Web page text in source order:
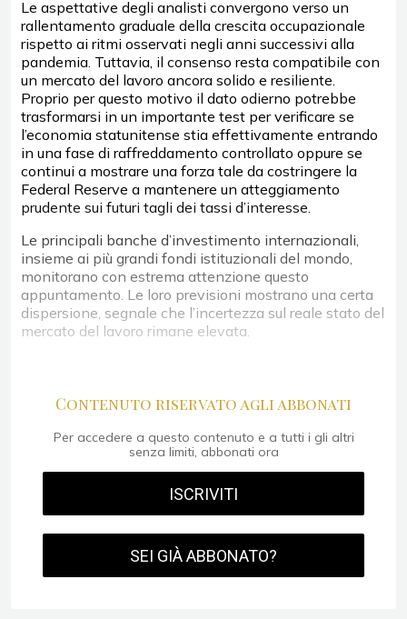
Le aspettative degli analisti convergono verso un
rallentamento graduale della crescita occupazionale
rispetto ai ritmi osservati negli anni successivi alla
pandemia. Tuttavia, il consenso resta compatibile con
un mercato del lavoro ancora solido e resiliente.
Proprio per questo motivo il dato odierno potrebbe
trasformarsi in un importante test per verificare se
l’economia statunitense stia effettivamente entrando
in una fase di raffreddamento controllato oppure se
continui a mostrare una forza tale da costringere la
Federal Reserve a mantenere un atteggiamento
prudente sui futuri tagli dei tassi d’interesse.
Le principali banche d’investimento internazionali,
insieme ai più grandi fondi istituzionali del mondo,
monitorano con estrema attenzione questo
appuntamento. Le loro previsioni mostrano una certa
dispersione, segnale che l’incertezza sul reale stato del
mercato del lavoro rimane elevata.
Contenuto riservato agli abbonati
Per accedere a questo contenuto e a tutti i gli altri
senza limiti, abbonati ora
ISCRIVITI
SEI GIÀ ABBONATO?